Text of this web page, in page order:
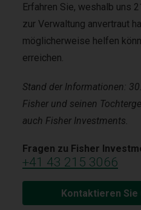
Erfahren Sie, weshalb uns
zur Verwaltung anvertraut
möglicherweise helfen
erreichen.
Stand der Informationen:
Fisher und seinen
auch Fisher Investments.
Fragen zu Fisher
+41 43 215 3066
Kontaktieren